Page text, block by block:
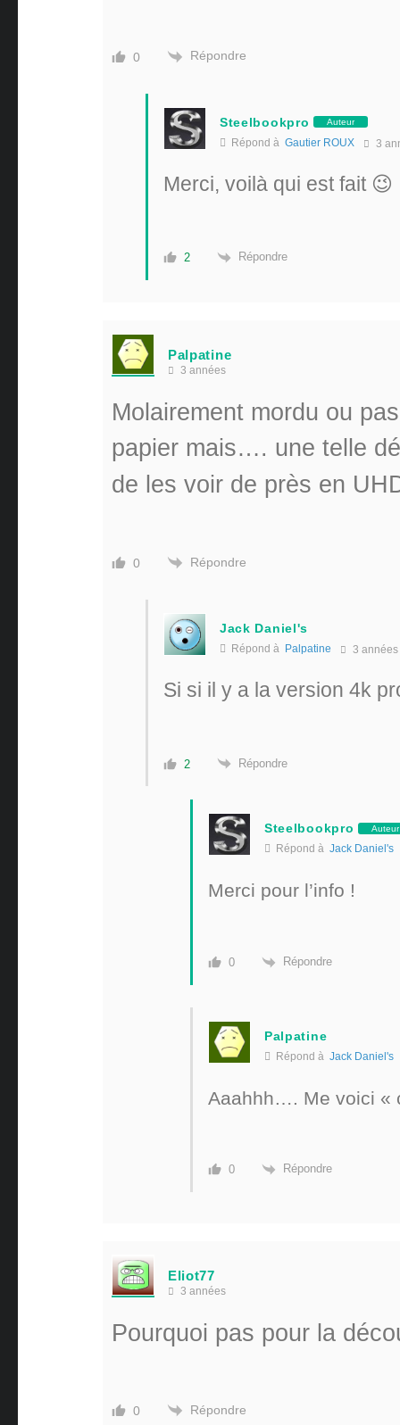
0 Répondre
Steelbookpro Auteur
Répond à Gautier ROUX 3
Merci, voilà qui est fait 😉
2 Répondre
Palpatine
3 années
Molairement mordu ou
papier mais…. une telle
de les voir de près en
0 Répondre
Jack Daniel's
Répond à Palpatine 3 années
Si si il y a la version 4k
2 Répondre
Steelbookpro Auteur
Répond à Jack Daniel's
Merci pour l’info !
0 Répondre
Palpatine
Répond à Jack Daniel's
Aaahhh…. Me voici «
0 Répondre
Eliot77
3 années
Pourquoi pas pour la
0 Répondre